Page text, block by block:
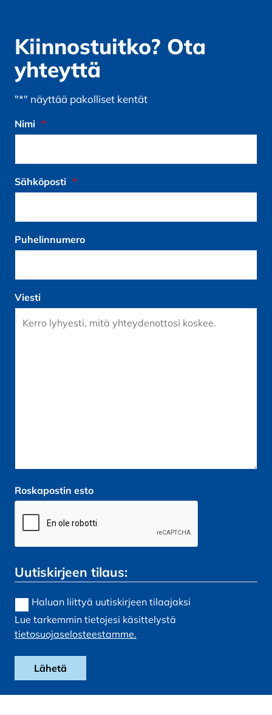
Kiinnostuitko? Ota
yhteyttä
"*" näyttää pakolliset kentät
Nimi *
Sähköposti *
Puhelinnumero
Viesti
Roskapostin esto
Uutiskirjeen tilaus:
Haluan liittyä uutiskirjeen tilaajaksi
Lue tarkemmin tietojesi käsittelystä
tietosuojaselosteestamme.